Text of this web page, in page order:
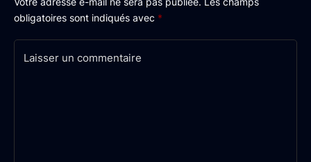
obligatoires sont indiqués avec *